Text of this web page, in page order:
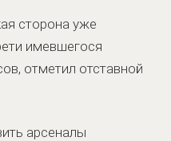
сторона уже
имевшегося
отметил отставной
арсеналы